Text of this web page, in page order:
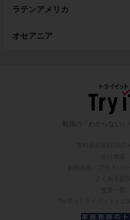
ラテンアメリカ
オセアニア
勉強の「わからない」